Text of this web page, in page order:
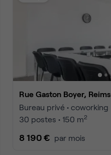
Rue Gaston Boyer, Reims
Bureau privé • coworking
30 postes • 150 m2
8 190 € par mois